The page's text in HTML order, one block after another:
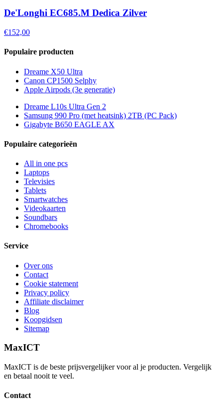
De'Longhi EC685.M Dedica Zilver
€152,00
Populaire producten
Dreame X50 Ultra
Canon CP1500 Selphy
Apple Airpods (3e generatie)
Dreame L10s Ultra Gen 2
Samsung 990 Pro (met heatsink) 2TB (PC Pack)
Gigabyte B650 EAGLE AX
Populaire categorieën
All in one pcs
Laptops
Televisies
Tablets
Smartwatches
Videokaarten
Soundbars
Chromebooks
Service
Over ons
Contact
Cookie statement
Privacy policy
Affiliate disclaimer
Blog
Koopgidsen
Sitemap
MaxICT
MaxICT is de beste prijsvergelijker voor al je producten. Vergelijk
en betaal nooit te veel.
Contact